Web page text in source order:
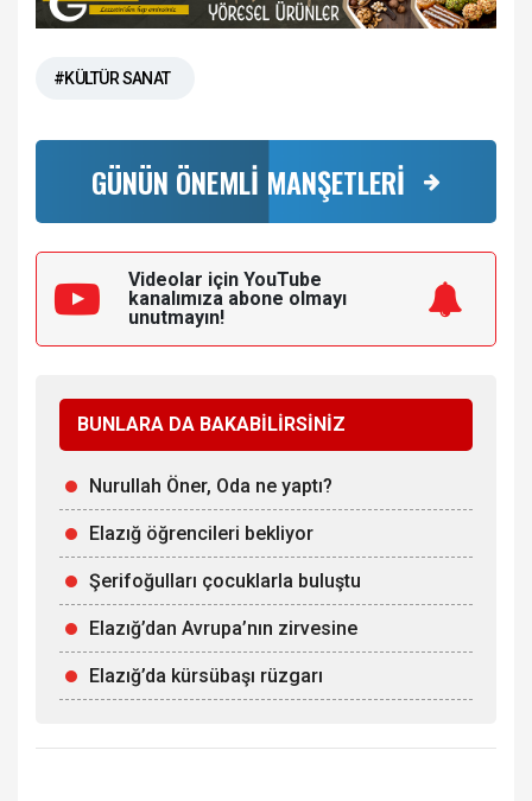
#KÜLTÜR SANAT
GÜNÜN ÖNEMLİ MANŞETLERİ
Videolar için YouTube
kanalımıza abone olmayı
unutmayın!
BUNLARA DA BAKABİLİRSİNİZ
Nurullah Öner, Oda ne yaptı?
Elazığ öğrencileri bekliyor
Şerifoğulları çocuklarla buluştu
Elazığ’dan Avrupa’nın zirvesine
Elazığ’da kürsübaşı rüzgarı